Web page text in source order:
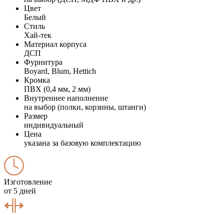
Цвет
Белый
Стиль
Хай-тек
Материал корпуса
ДСП
Фурнитура
Boyard, Blum, Hettich
Кромка
ПВХ (0,4 мм, 2 мм)
Внутреннее наполнение
на выбор (полки, корзины, штанги)
Размер
индивидуальный
Цена
указана за базовую комплектацию
Изготовление
от 5 дней